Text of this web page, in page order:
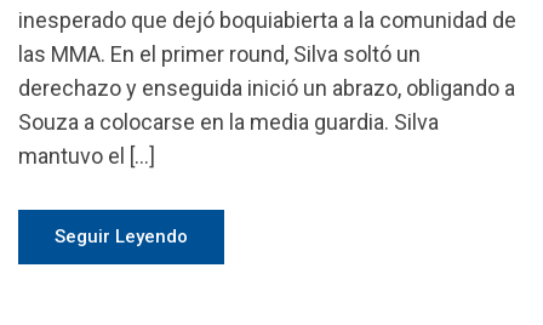
inesperado que dejó boquiabierta a la comunidad de
las MMA. En el primer round, Silva soltó un
derechazo y enseguida inició un abrazo, obligando a
Souza a colocarse en la media guardia. Silva
mantuvo el […]
Seguir Leyendo